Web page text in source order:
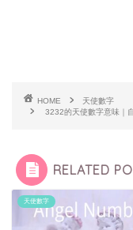
HOME
天使數字
3232的天使數字意味｜
RELATED
天使數字